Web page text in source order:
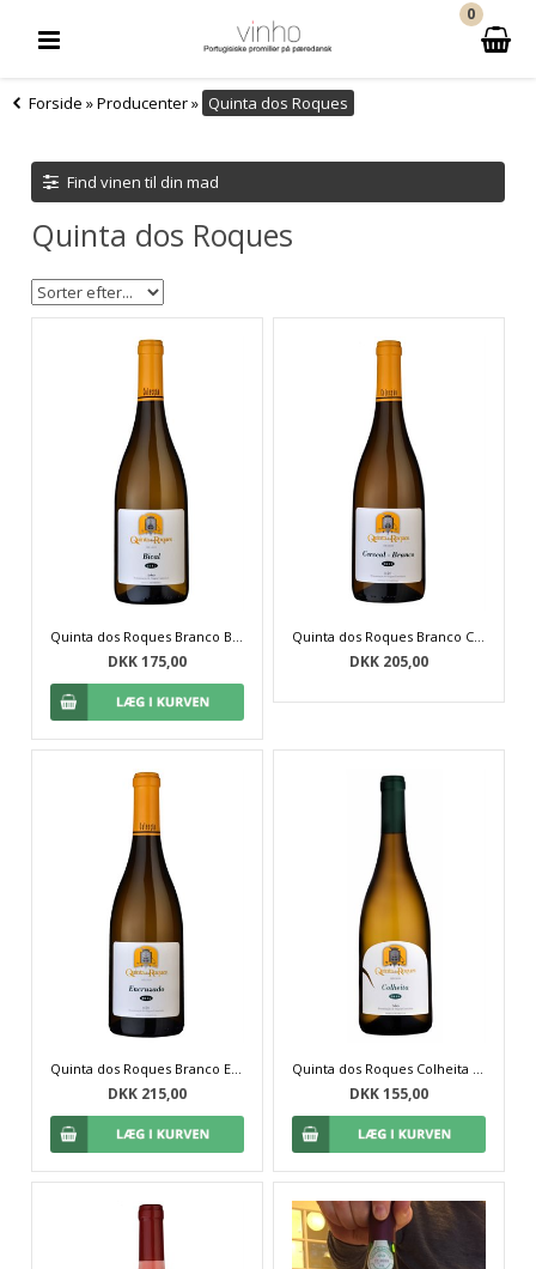
0
Forside »Producenter» Quinta dos Roques
Find vinen til din mad
Quinta dos Roques
DKK 175,00 DKK 205,00
DKK 215,00 DKK 155,00